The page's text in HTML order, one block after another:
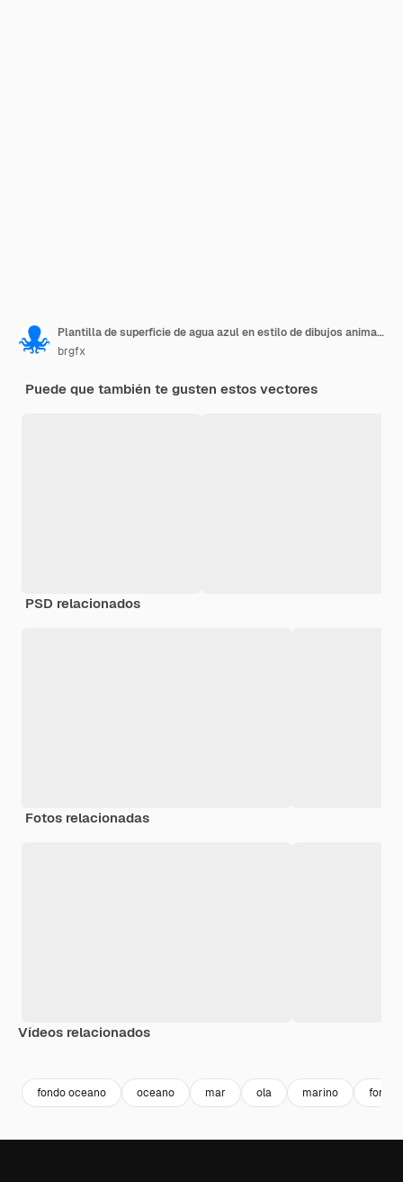
Plantilla de superficie de agua azul en estilo de dibujos animados
brgfx
Puede que también te gusten estos vectores
PSD relacionados
Fotos relacionadas
Vídeos relacionados
fondo oceano oceano mar ola marino fondo